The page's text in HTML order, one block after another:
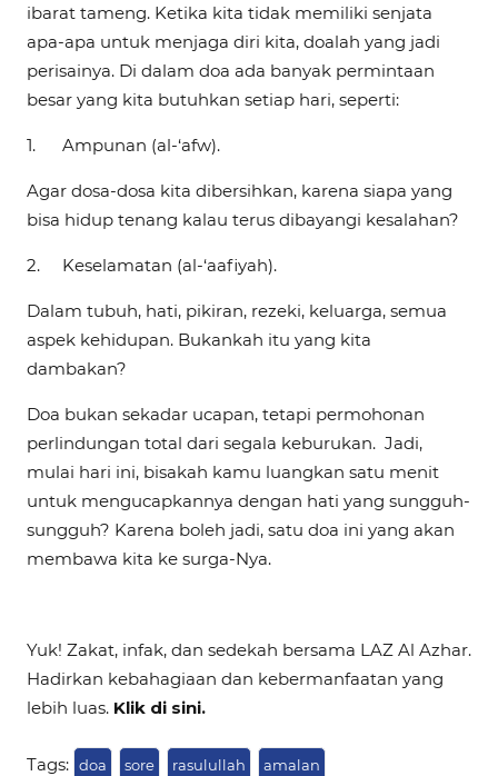
ibarat tameng. Ketika kita tidak memiliki senjata
apa-apa untuk menjaga diri kita, doalah yang jadi
perisainya. Di dalam doa ada banyak permintaan
besar yang kita butuhkan setiap hari, seperti:
1. Ampunan (al-‘afw).
Agar dosa-dosa kita dibersihkan, karena siapa yang
bisa hidup tenang kalau terus dibayangi kesalahan?
2. Keselamatan (al-‘aafiyah).
Dalam tubuh, hati, pikiran, rezeki, keluarga, semua
aspek kehidupan. Bukankah itu yang kita
dambakan?
Doa bukan sekadar ucapan, tetapi permohonan
perlindungan total dari segala keburukan. Jadi,
mulai hari ini, bisakah kamu luangkan satu menit
untuk mengucapkannya dengan hati yang sungguh-
sungguh? Karena boleh jadi, satu doa ini yang akan
membawa kita ke surga-Nya.
Yuk! Zakat, infak, dan sedekah bersama LAZ Al Azhar.
Hadirkan kebahagiaan dan kebermanfaatan yang
lebih luas. Klik di sini.
Tags: doa sore rasulullah amalan